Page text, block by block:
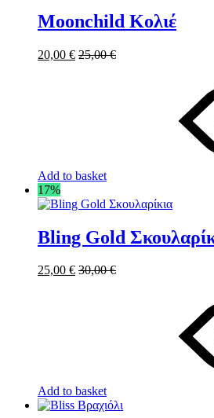
Moonchild Κολιέ
20,00 € 25,00€
Add to basket
17%
Bling Gold
25,00 € 30,00€
Add to basket